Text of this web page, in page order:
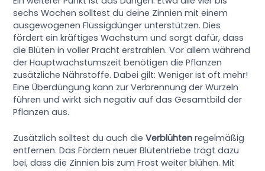
sechs Wochen solltest du deine Zinnien mit einem
ausgewogenen Flüssigdünger unterstützen. Dies
fördert ein kräftiges Wachstum und sorgt dafür, dass
die Blüten in voller Pracht erstrahlen. Vor allem während
der Hauptwachstumszeit benötigen die Pflanzen
zusätzliche Nährstoffe. Dabei gilt: Weniger ist oft mehr!
Eine Überdüngung kann zur Verbrennung der Wurzeln
führen und wirkt sich negativ auf das Gesamtbild der
Pflanzen aus.
Zusätzlich solltest du auch dieVerblühten regelmäßig
entfernen. Das Fördern neuer Blütentriebe trägt dazu
bei, dass die Zinnien bis zum Frost weiter blühen. Mit